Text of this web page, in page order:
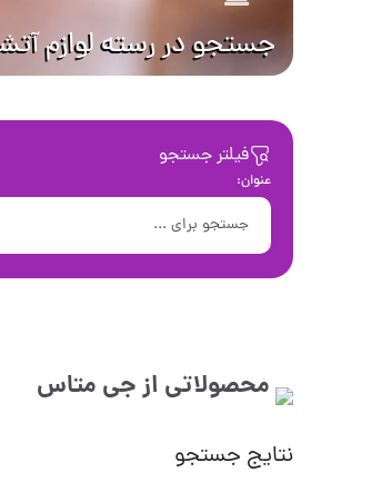
جستجو در رسته لوازم
فیلتر جستجو
عنوان:
محصولاتی ازجی متاس
نتایج جستجو